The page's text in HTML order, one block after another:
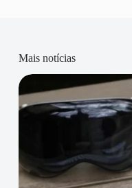
Mais notícias